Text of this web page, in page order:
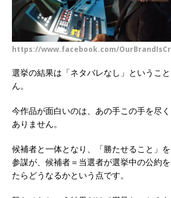
https://www.facebook.com/
選挙の結果は「ネタバレなし」というこ
ん。
今作品が面白いのは、あの手この手を尽
ありません。
候補者と一体となり、「勝たせること」
参謀が、候補者＝当選者が選挙中の公約
たらどうなるかという点です。